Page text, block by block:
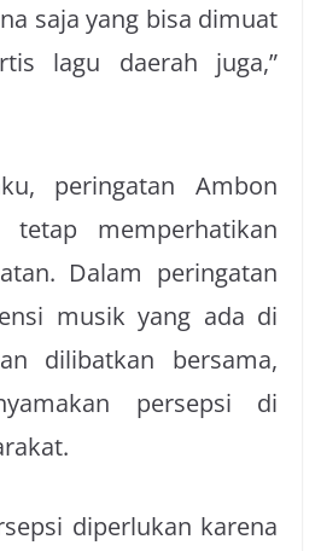
saja yang bisa dimuat
lagu daerah juga,”
peringatan Ambon
memperhatikan
Dalam peringatan
musik yang ada di
dilibatkan bersama,
persepsi di
diperlukan karena